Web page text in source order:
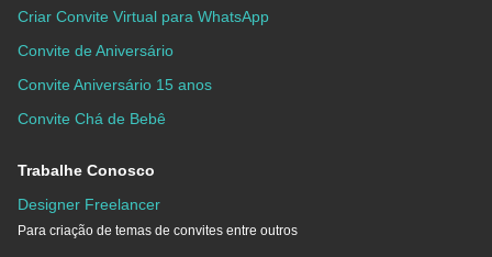
Criar Convite Virtual para WhatsApp
Convite de Aniversário
Convite Aniversário 15 anos
Convite Chá de Bebê
Trabalhe Conosco
Designer Freelancer
Para criação de temas de convites entre outros